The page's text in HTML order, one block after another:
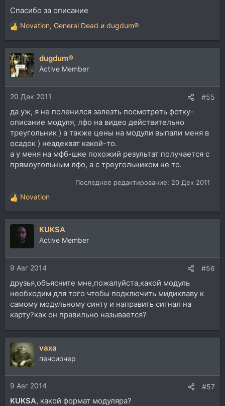
Спасибо за описание
Р
е
а
к
ц
и
и
:
Novation, General Dead и dugdum®
dugdum®
Active Member
20 Дек 2011 #55
да уж, я не поленился залезть посмотреть фотку-
описание модуля, лфо на видео действительно
треугольник ) а также цены на модули выпали меня в
осадок ) неадекват какой-то.
а у меня на мфб-шке похожий результат получается с
прямоугольным лфо, а с треугольником не то.
Последнее редактирование: 20 Дек 2011
Р
е
а
и
и
:
Novation
KUKSA
Active Member
9 Авг 2014 #56
друзья,объясните мне,пожалуйста,какой модуль
необходим для того чтобы подключить мидиклаву к
самому модульному синту и направить сигнал на
карту?как он правильно называется?
vaxa
пенсионер
9 Авг 2014 #57
KUKSA, какой формат модуляра?